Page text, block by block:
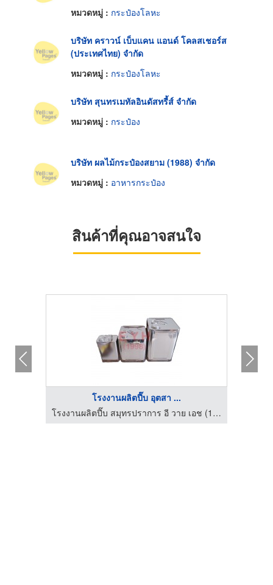
หมวดหมู่ : กระป๋องโลหะ
บริษัท คราวน์ เบ็บแคน แอนด์ โคลสเชอร์ส
(ประเทศไทย) จำกัด
หมวดหมู่ : กระป๋องโลหะ
บริษัท สุนทรเมทัลอินดัสทรี้ส์ จำกัด
หมวดหมู่ : กระป๋อง
บริษัท ผลไม้กระป๋องสยาม (1988) จำกัด
หมวดหมู่ : อาหารกระป๋อง
สินค้าที่คุณอาจสนใจ
โรงงานผลิตปี๊บ อุตสา ...
โรงงานผลิตปี๊บ สมุทรปราการ อี วาย เอช (1998)